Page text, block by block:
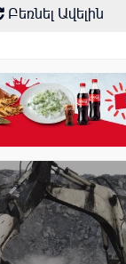
Բեռնել Ավելին